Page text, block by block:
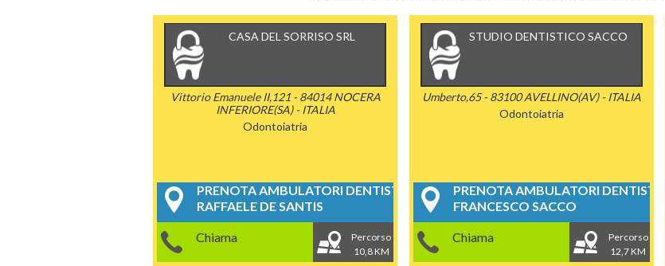
CASA DEL SORRISO SRL
Vittorio Emanuele II,121 - 84014 NOCERA
INFERIORE(SA) - ITALIA
Odontoiatria
PRENOTA AMBULATORI DENTISTICI
RAFFAELE DE SANTIS
Chiama
Percorso
10,8 KM
STUDIO DENTISTICO SACCO
Umberto,65 - 83100 AVELLINO(AV) - ITALIA
Odontoiatria
PRENOTA AMBULATORI DENTISTICI
FRANCESCO SACCO
Chiama
Percorso
12,7 KM